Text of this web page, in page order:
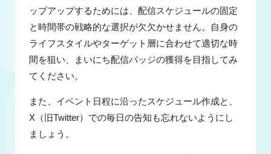
ップアップするためには、配信スケジュールの固定
と時間帯の戦略的な選択が欠欠かせません。自身の
ライフスタイルやターゲット層に合わせて適切な時
間を狙い、まいにち配信バッジの獲得を目指してみ
てください。
また、イベント日程に沿ったスケジュール作成と、
X（旧Twitter）での毎日の告知も忘れないようにし
ましょう。